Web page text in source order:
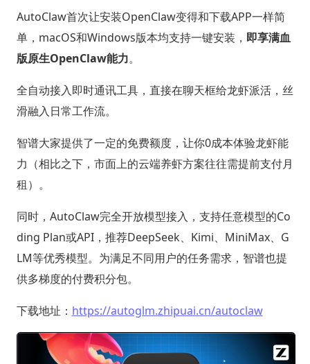
AutoClaw首次让安装OpenClaw变得和下载APP一样简
单，macOS和Windows版本均支持一键安装， 即享满血
版原生OpenClaw能力。
全自动接入即时通讯工具，直接在聊天框给龙虾派活，丝
滑融入日常工作流。
智谱大家提供了一定的免费额度，让你0成本体验龙虾能
力（相比之下，市面上的云端养虾方案往往需提前支付月
租）。
同时，AutoClaw完全开放模型接入，支持任意模型的Co
ding Plan或API，推荐DeepSeek、Kimi、MiniMax、G
LM等优秀模型。为满足不同用户的任务需求，智谱也提
供多梯度的付费积分包。
下载地址： https://autoglm.zhipuai.cn/autoclaw